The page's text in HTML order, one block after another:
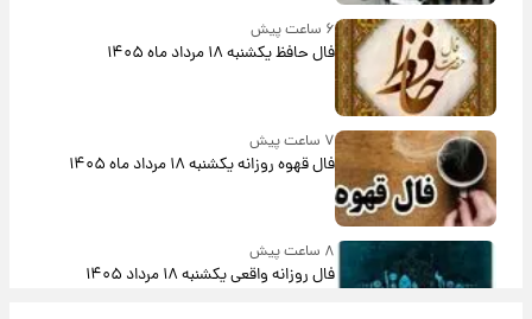
۶ ساعت پیش
فال حافظ یکشنبه ۱۸ مرداد ماه ۱۴۰۵
۷ ساعت پیش
فال قهوه روزانه یکشنبه ۱۸ مرداد ماه ۱۴۰۵
۸ ساعت پیش
فال روزانه واقعی یکشنبه ۱۸ مرداد ۱۴۰۵